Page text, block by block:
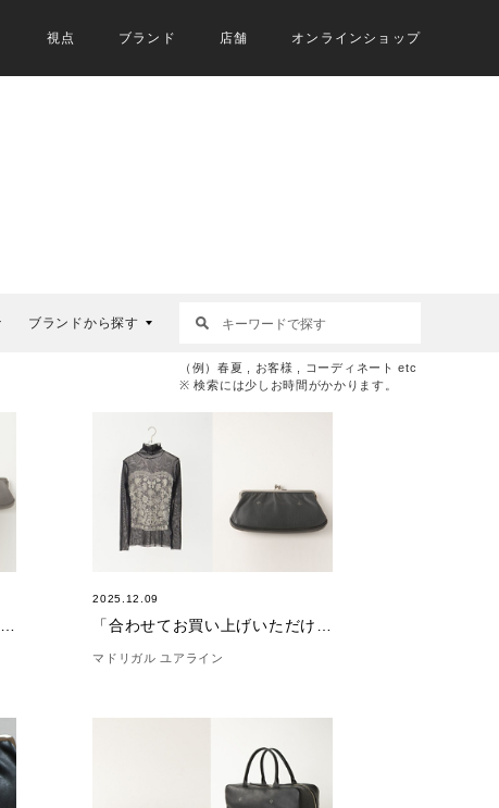
視点 ブランド 店舗 オンラインショップ
ブランドから探す
（例）春夏 , お客様 , コーディネート etc
※ 検索には少しお時間がかかります。
2025.12.09
マドリガル ユアライン